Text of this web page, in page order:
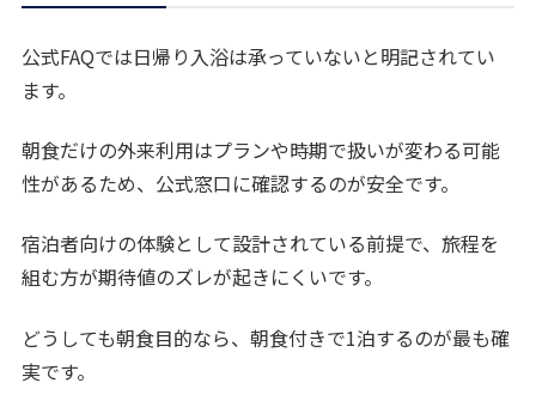
公式FAQでは日帰り入浴は承っていないと明記されてい
ます。
朝食だけの外来利用はプランや時期で扱いが変わる可能
性があるため、公式窓口に確認するのが安全です。
宿泊者向けの体験として設計されている前提で、旅程を
組む方が期待値のズレが起きにくいです。
どうしても朝食目的なら、朝食付きで1泊するのが最も確
実です。